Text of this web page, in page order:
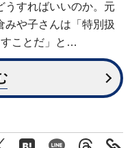
うすればいいのか。元
みや子さんは「特別扱
ことだ」と…